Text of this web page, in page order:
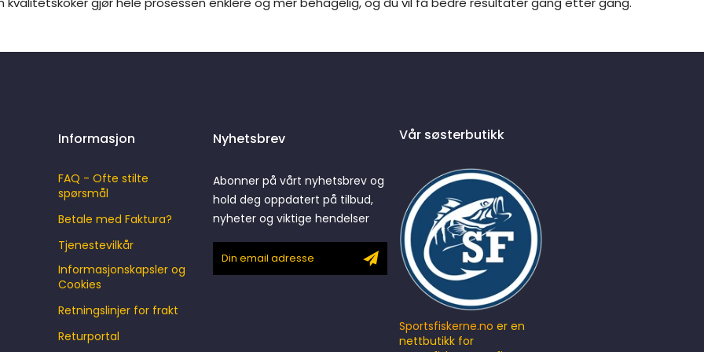
Informasjon
FAQ - Ofte stilte
spørsmål
Betale med Faktura?
Tjenestevilkår
Informasjonskapsler og
Cookies
Retningslinjer for frakt
Returportal
Nyhetsbrev
Abonner på vårt nyhetsbrev og
hold deg oppdatert på tilbud,
nyheter og viktige hendelser
Vår søsterbutikk
Sportsfiskerne.no er en
nettbutikk for